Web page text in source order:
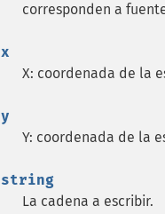
corresponden a
x
X: coordenada de la
y
Y: coordenada de la
string
La cadena a escribir.